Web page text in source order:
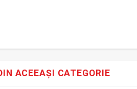
ACEEAȘI CATEGORIE